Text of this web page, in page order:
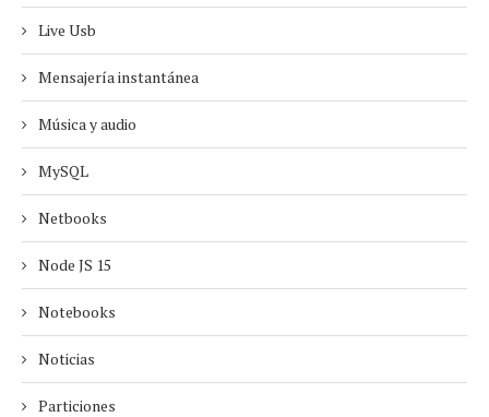
Live Usb
Mensajería instantánea
Música y audio
MySQL
Netbooks
Node JS 15
Notebooks
Noticias
Particiones